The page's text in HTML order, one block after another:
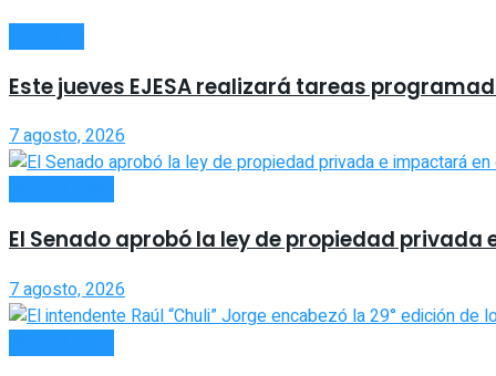
Este jueves EJESA realizará tareas
7 agosto, 2026
El Senado aprobó la ley de propiedad
7 agosto, 2026